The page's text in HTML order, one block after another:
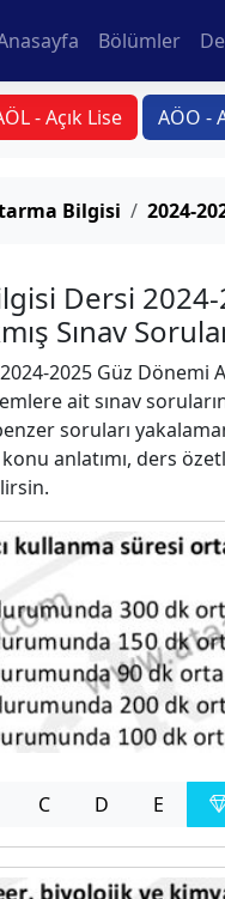
Bölümler
- Açık Lise AÖO -
Bilgisi 2024-
Dersi
Sınav
2025 Güz Dönemi
ait sınav
soruları
konu anlatımı, ders
C D E